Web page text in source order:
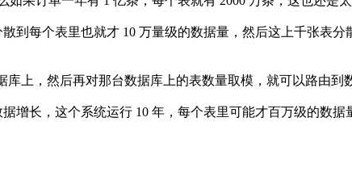
到每个表里也就才 10 万量级的数据量，然后这上千张表分
上，然后再对那台数据库上的表数量取模，就可以路由到
增长，这个系统运行 10 年，每个表里可能才百万级的数据